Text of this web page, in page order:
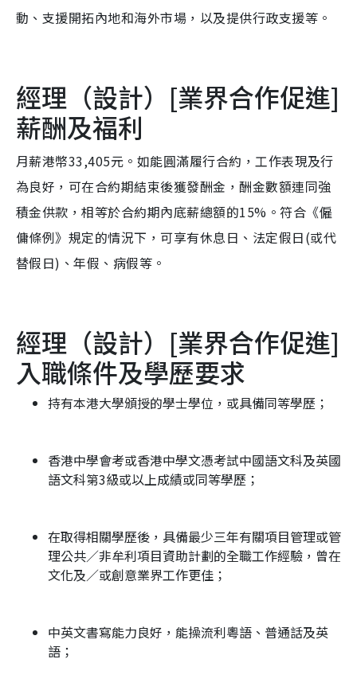
動、支援開拓內地和海外市場，以及提供行政支援等。
經理（設計）[業界合作促進]
薪酬及福利
月薪港幣33,405元。如能圓滿履行合約，工作表現及行
為良好，可在合約期結束後獲發酬金，酬金數額連同強
積金供款，相等於合約期內底薪總額的15%。符合《僱
傭條例》規定的情況下，可享有休息日、法定假日(或代
替假日)、年假、病假等。
經理（設計）[業界合作促進]
入職條件及學歷要求
持有本港大學頒授的學士學位，或具備同等學歷；
香港中學會考或香港中學文憑考試中國語文科及英國
語文科第3級或以上成績或同等學歷；
在取得相關學歷後，具備最少三年有關項目管理或管
理公共／非牟利項目資助計劃的全職工作經驗，曾在
文化及／或創意業界工作更佳；
中英文書寫能力良好，能操流利粵語、普通話及英
語；